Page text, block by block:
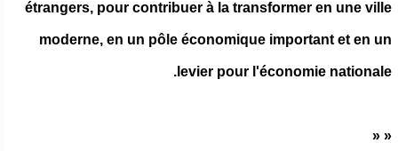
étrangers, pour contribuer à la transformer en une ville
moderne, en un pôle économique important et en un
levier pour l'économie nationale.
« «